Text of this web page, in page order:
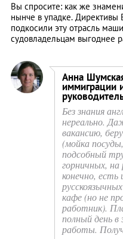
Вы спросите: как же
нынче в упадке. Директивы
подкосили эту отрасль
судовладельцам выгоднее
Анна
иммиграции
Без знания
нереально.
вакансию,
(мойка
подсобный
горничных, на
конечно,
кафе (но не
работник).
полный день
работы.